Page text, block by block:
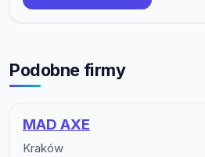
Podobne firmy
MAD AXE
Kraków